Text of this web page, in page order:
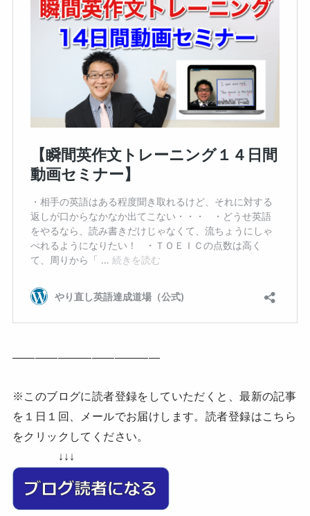
—————————————
※このブログに読者登録をしていただくと、最新の記事
を１日１回、メールでお届けします。読者登録はこちら
をクリックしてください。
↓↓↓